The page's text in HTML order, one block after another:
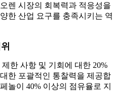
렌 시장의 회복력과 적응성을
한 산업 요구를 충족시키는 역
한 사항 및 기회에 대한 20%
한 포괄적인 통찰력을 제공합
놀이 40% 이상의 점유율로 지